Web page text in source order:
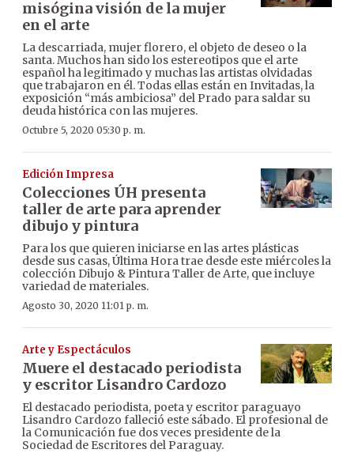
misógina visión de la mujer
en el arte
La descarriada, mujer florero, el objeto de deseo o la
santa. Muchos han sido los estereotipos que el arte
español ha legitimado y muchas las artistas olvidadas
que trabajaron en él. Todas ellas están en Invitadas, la
exposición “más ambiciosa” del Prado para saldar su
deuda histórica con las mujeres.
Octubre 5, 2020 05:30 p. m.
Edición Impresa
Colecciones ÚH presenta
taller de arte para aprender
dibujo y pintura
Para los que quieren iniciarse en las artes plásticas
desde sus casas, Última Hora trae desde este miércoles la
colección Dibujo & Pintura Taller de Arte, que incluye
variedad de materiales.
Agosto 30, 2020 11:01 p. m.
Arte y Espectáculos
Muere el destacado periodista
y escritor Lisandro Cardozo
El destacado periodista, poeta y escritor paraguayo
Lisandro Cardozo falleció este sábado. El profesional de
la Comunicación fue dos veces presidente de la
Sociedad de Escritores del Paraguay.